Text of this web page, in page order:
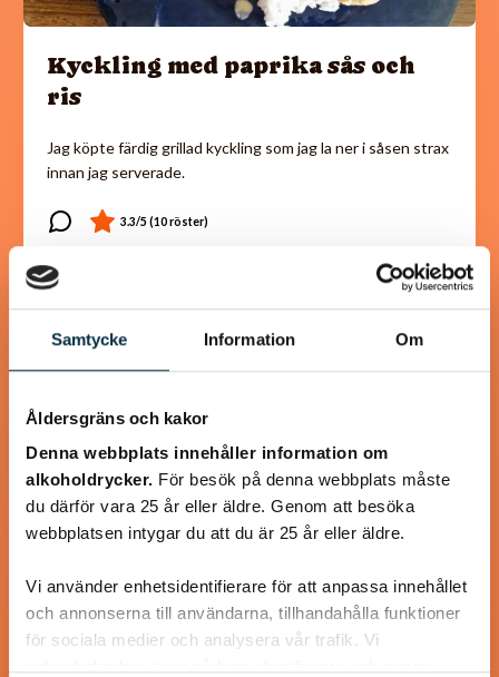
Samtycke Information Om
Åldersgräns och kakor
Denna webbplats innehåller information om
alkoholdrycker. För besök på denna webbplats måste
du därför vara 25 år eller äldre. Genom att besöka
webbplatsen intygar du att du är 25 år eller äldre.
Vi använder enhetsidentifierare för att anpassa innehållet
och annonserna till användarna, tillhandahålla funktioner
för sociala medier och analysera vår trafik. Vi
Kyckling med paprika sås och
ris
Jag köpte färdig grillad kyckling som jag la ner i såsen strax
innan jag serverade.
@snuttan66
Chokladrulle